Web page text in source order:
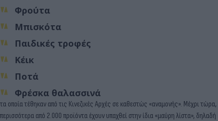
Φρούτα
Μπισκότα
Παιδικές τροφές
Κέικ
Ποτά
Φρέσκα θαλασσινά
τα οποία τέθηκαν από τις Κινεζικές Αρχές σε καθεστώς «αναμονής». Μέχρι τώρα,
περισσότερα από 2.000 προϊόντα έχουν υπαχθεί στην ίδια «μαύρη λίστα», δηλαδή